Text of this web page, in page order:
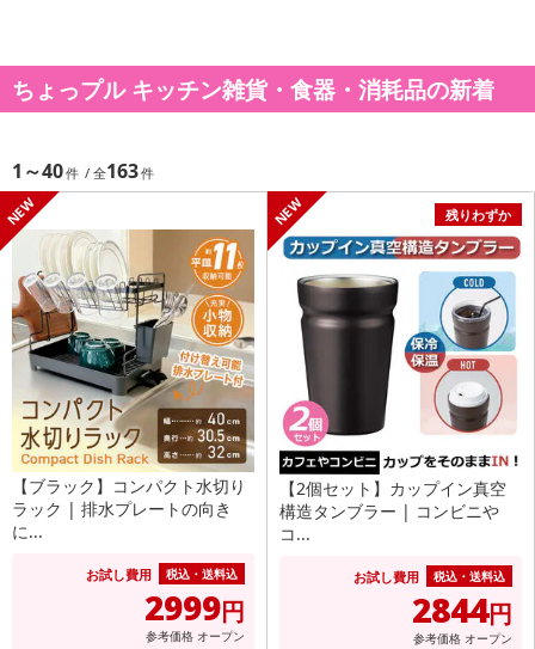
ちょっプル キッチン雑貨・食器・消耗品の新着
1～40 163
【ブラック】コンパクト水切り
ラック | 排水プレートの向き
に...
お試し費用 税込・送料込
2999円
参考価格 オープン
残りわずか
【2個セット】カップイン真空
構造タンブラー | コンビニや
コ...
お試し費用 税込・送料込
2844円
参考価格 オープン